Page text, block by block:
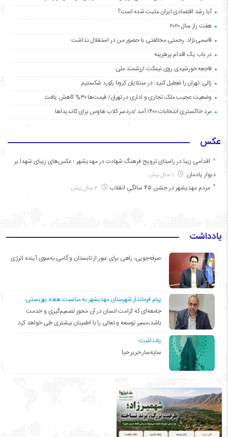
آیا رشد اقتصادی ایران مثبت شده است؟
هفت راز سال ۲۰۲۰
قاسمی‌نژاد: رحمتی مخالفتی با حضور من در استقلال نداشت
در باب یک اقدام پرهزینه
فاجعه خورشیدی روی نیمکت ارزشمند ملی
زالی: تهران را تعطیل کنید؛ در مبتلایان کرونا رکورد شکستیم
وضعیت عجیب ملک تجاری و اداری در تهران/ قیمت‌ها ۳۰% کاهش یافت
مردِ خاکستری انتخابات ۱۴۰۰ آمد /دردسر کلاب هاوس برای کاندیداها
عکس
اقدامی زیبا در راستای ترویج فرهنگ شهادت در مهدیشهر ؛ عکس‌های زیبای شهدا بر
دیوار یادمان
مردم مهدیشهر در جشن ۴۵ سالگیِ انقلاب
یادداشت
صرفه‌جویی، راهی برای عبور از تابستان و گامی به‌سوی آینده انرژی
پیام فرماندار شهرستان مهدیشهر به مناسبت هفته بهزیستی:
جامعه‌ای که کرامت انسان در آن محور تصمیم‌گیری و خدمت
باشد،مسیر توسعه و تعالی را با اطمینان بیشتری طی خواهد کرد.
یادداشت؛
سایه‌سار حریر حیا